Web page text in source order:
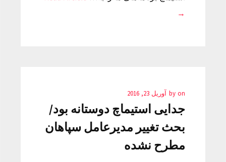
→
by on آوریل 23, 2016
جدایی استیماچ دوستانه بود/
بحث تغییر مدیرعامل سپاهان
مطرح نشده